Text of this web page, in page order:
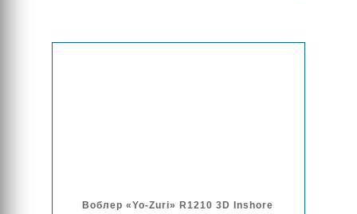
Воблер «Yo-Zuri» R1210 3D Inshore